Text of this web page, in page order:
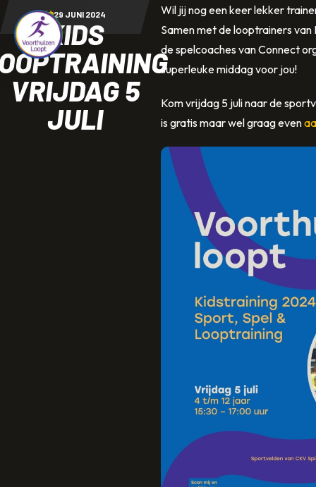
Direct naar content
Terug naar de startpagina
29 JUNI 2024
KIDS
VRIJDAG 5
JULI
Wil jij nog een keer lekker
Samen met de looptrainers
de spelcoaches van Connect
superleuke middag voor jou!
Kom vrijdag 5 juli naar de
is gratis maar wel graag even